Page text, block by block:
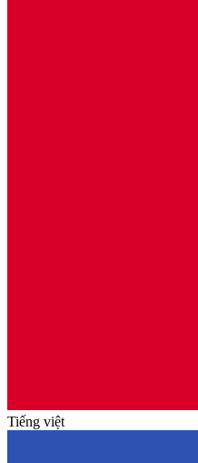
Tiếng việt